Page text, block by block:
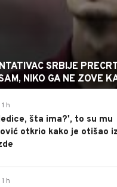
SRBIJE
NIKO GA NE ZOVE
h
šta ima?', to su mu
otkrio kako je otišao iz
h